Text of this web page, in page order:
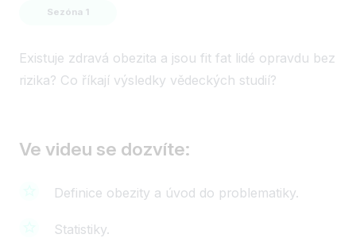
Sezóna 1
Existuje zdravá obezita a jsou fit fat lidé opravdu bez
rizika? Co říkají výsledky vědeckých studií?
Ve videu se dozvíte:
Definice obezity a úvod do problematiky.
Statistiky.